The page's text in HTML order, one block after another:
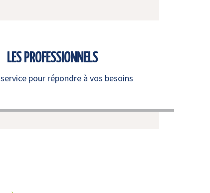
LES PROFESSIONNELS
pour répondre à vos besoins